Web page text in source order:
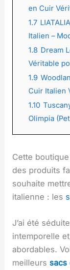
en Cuir
1.7
Italien –
1.8 Dream
Véritable
1.9
Cuir Italien
1.10
Olimpia
Cette
des produits
souhaite
italienne : les
J’ai été
intemporelle
abordables.
meilleurs sacs